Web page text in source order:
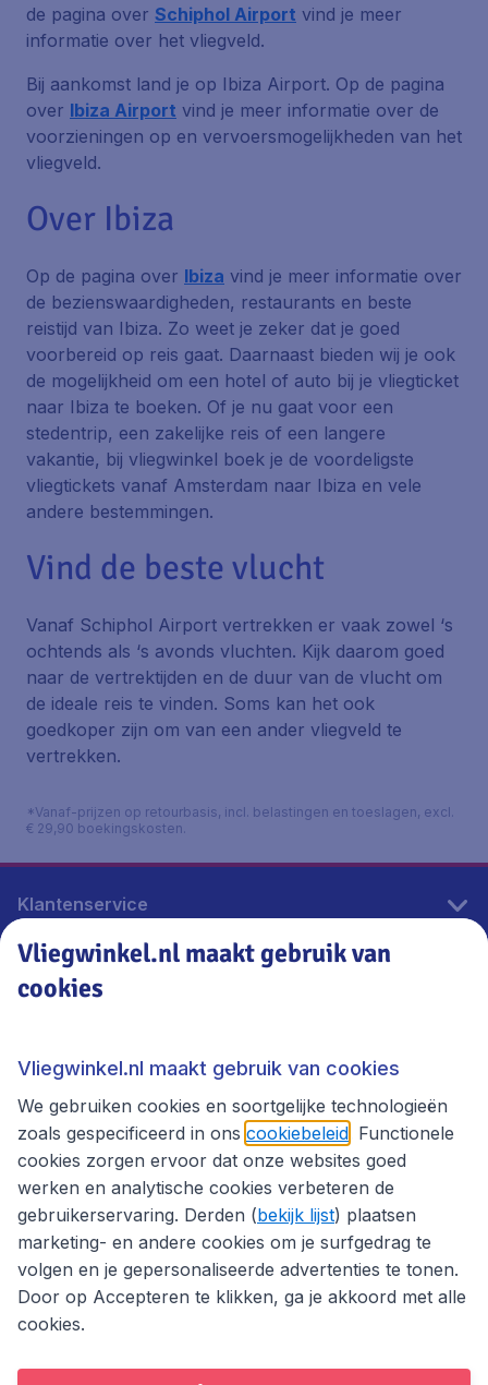
de pagina over Schiphol Airport vind je meer
informatie over het vliegveld.
Bij aankomst land je op Ibiza Airport. Op de pagina
over Ibiza Airport vind je meer informatie over de
voorzieningen op en vervoersmogelijkheden van het
vliegveld.
Over Ibiza
Op de pagina over Ibiza vind je meer informatie over
de bezienswaardigheden, restaurants en beste
reistijd van Ibiza. Zo weet je zeker dat je goed
voorbereid op reis gaat. Daarnaast bieden wij je ook
de mogelijkheid om een hotel of auto bij je vliegticket
naar Ibiza te boeken. Of je nu gaat voor een
stedentrip, een zakelijke reis of een langere
vakantie, bij vliegwinkel boek je de voordeligste
vliegtickets vanaf Amsterdam naar Ibiza en vele
andere bestemmingen.
Vind de beste vlucht
Vanaf Schiphol Airport vertrekken er vaak zowel ‘s
ochtends als ‘s avonds vluchten. Kijk daarom goed
naar de vertrektijden en de duur van de vlucht om
de ideale reis te vinden. Soms kan het ook
goedkoper zijn om van een ander vliegveld te
vertrekken.
*Vanaf-prijzen op retourbasis, incl. belastingen en toeslagen, excl.
€ 29,90 boekingskosten.
Klantenservice
Vliegwinkel.nl
Thema's
Vliegwinkel.nl maakt gebruik van
cookies
Vliegwinkel.nl maakt gebruik van cookies
We gebruiken cookies en soortgelijke technologieën
zoals gespecificeerd in ons cookiebeleid . Functionele
cookies zorgen ervoor dat onze websites goed
werken en analytische cookies verbeteren de
gebruikerservaring. Derden (bekijk lijst) plaatsen
marketing- en andere cookies om je surfgedrag te
volgen en je gepersonaliseerde advertenties te tonen.
Door op Accepteren te klikken, ga je akkoord met alle
cookies.